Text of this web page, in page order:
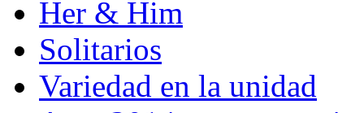
Her & Him
Solitarios
Variedad en la unidad